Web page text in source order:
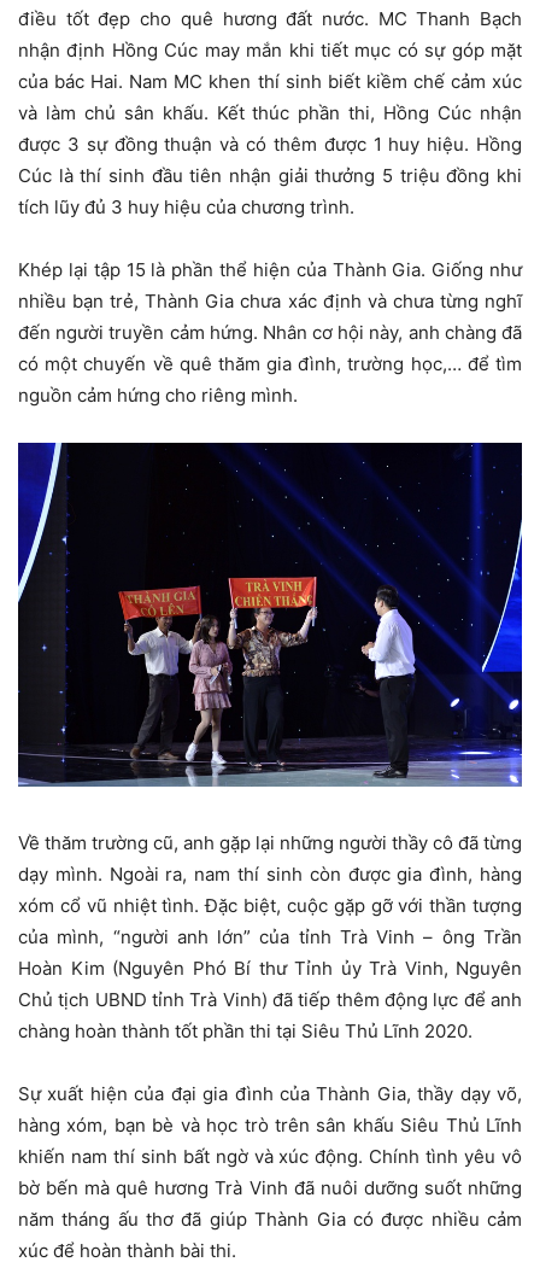
điều tốt đẹp cho quê hương đất nước. MC Thanh Bạch
nhận định Hồng Cúc may mắn khi tiết mục có sự góp mặt
của bác Hai. Nam MC khen thí sinh biết kiềm chế cảm xúc
và làm chủ sân khấu. Kết thúc phần thi, Hồng Cúc nhận
được 3 sự đồng thuận và có thêm được 1 huy hiệu. Hồng
Cúc là thí sinh đầu tiên nhận giải thưởng 5 triệu đồng khi
tích lũy đủ 3 huy hiệu của chương trình.
Khép lại tập 15 là phần thể hiện của Thành Gia. Giống như
nhiều bạn trẻ, Thành Gia chưa xác định và chưa từng nghĩ
đến người truyền cảm hứng. Nhân cơ hội này, anh chàng đã
có một chuyến về quê thăm gia đình, trường học,… để tìm
nguồn cảm hứng cho riêng mình.
Về thăm trường cũ, anh gặp lại những người thầy cô đã từng
dạy mình. Ngoài ra, nam thí sinh còn được gia đình, hàng
xóm cổ vũ nhiệt tình. Đặc biệt, cuộc gặp gỡ với thần tượng
của mình, “người anh lớn” của tỉnh Trà Vinh – ông Trần
Hoàn Kim (Nguyên Phó Bí thư Tỉnh ủy Trà Vinh, Nguyên
Chủ tịch UBND tỉnh Trà Vinh) đã tiếp thêm động lực để anh
chàng hoàn thành tốt phần thi tại Siêu Thủ Lĩnh 2020.
Sự xuất hiện của đại gia đình của Thành Gia, thầy dạy võ,
hàng xóm, bạn bè và học trò trên sân khấu Siêu Thủ Lĩnh
khiến nam thí sinh bất ngờ và xúc động. Chính tình yêu vô
bờ bến mà quê hương Trà Vinh đã nuôi dưỡng suốt những
năm tháng ấu thơ đã giúp Thành Gia có được nhiều cảm
xúc để hoàn thành bài thi.